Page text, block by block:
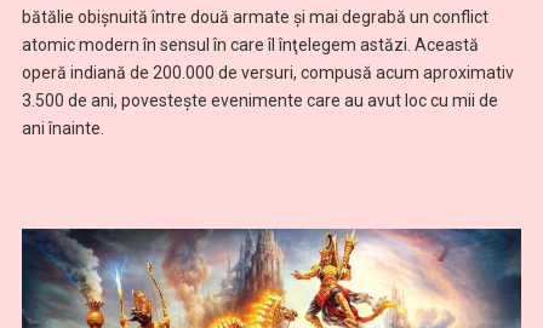
bătălie obişnuită între două armate şi mai degrabă un conflict
atomic modern în sensul în care îl înţelegem astăzi. Această
operă indiană de 200.000 de versuri, compusă acum aproximativ
3.500 de ani, povesteşte evenimente care au avut loc cu mii de
ani înainte.